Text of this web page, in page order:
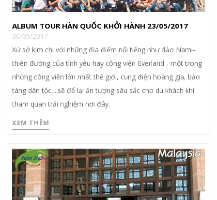
ALBUM TOUR HÀN QUỐC KHỞI HÀNH 23/05/2017
30/05/2017
Xứ sở kim chi với những địa điểm nổi tiếng như đảo Nami-
thiên đường của tình yêu hay công viên Everland - một trong
những công viên lớn nhất thế giới, cung điện hoàng gia, bảo
tàng dân tộc,...sẽ để lại ấn tượng sâu sắc cho du khách khi
tham quan trải nghiệm nơi đây.
XEM THÊM